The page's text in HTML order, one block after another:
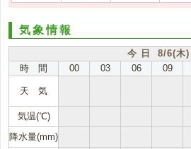
気象情報
今 日 8/6(木)
時 間
00 03 06 09
天 気
気温(℃)
降水量(mm)